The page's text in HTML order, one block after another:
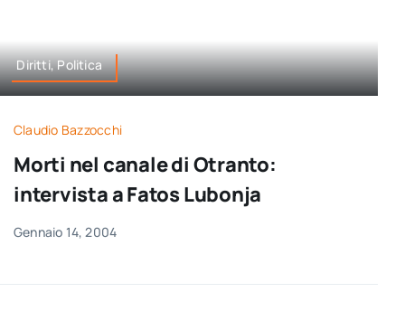
Diritti, Politica
Claudio Bazzocchi
Morti nel canale di Otranto:
intervista a Fatos Lubonja
Gennaio 14, 2004